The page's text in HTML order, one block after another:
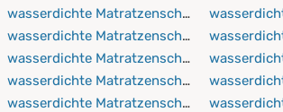
wasserdichte Matratzenschoner 90x220
wasserdichte Matratzenschoner 100x150
wasserdichte Matratzenschoner 100x190
wasserdichte Matratzenschoner 100x200
wasserdichte Matratzenschoner 100x210